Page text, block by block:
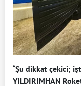
“Şu dikkat çekici;
YILDIRIMHAN